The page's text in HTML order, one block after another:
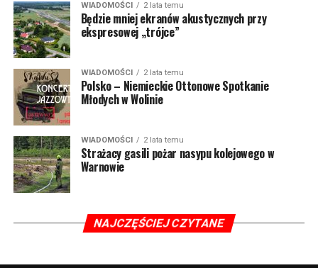
WIADOMOŚCI 2 lata temu
Będzie mniej ekranów akustycznych przy
ekspresowej „trójce”
WIADOMOŚCI 2 lata temu
Polsko – Niemieckie Ottonowe Spotkanie
Młodych w Wolinie
WIADOMOŚCI 2 lata temu
Strażacy gasili pożar nasypu kolejowego w
Warnowie
NAJCZĘŚCIEJ CZYTANE